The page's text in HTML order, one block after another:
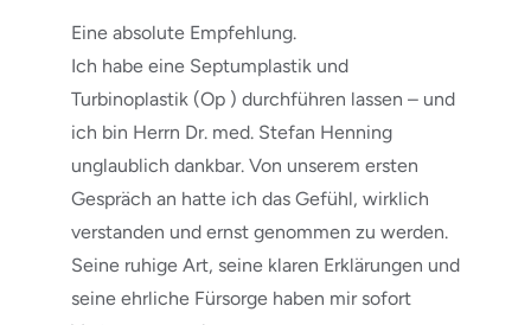
Eine absolute Empfehlung.
Ich habe eine Septumplastik und
Turbinoplastik (Op ) durchführen lassen – und
ich bin Herrn Dr. med. Stefan Henning
unglaublich dankbar. Von unserem ersten
Gespräch an hatte ich das Gefühl, wirklich
verstanden und ernst genommen zu werden.
Seine ruhige Art, seine klaren Erklärungen und
seine ehrliche Fürsorge haben mir sofort